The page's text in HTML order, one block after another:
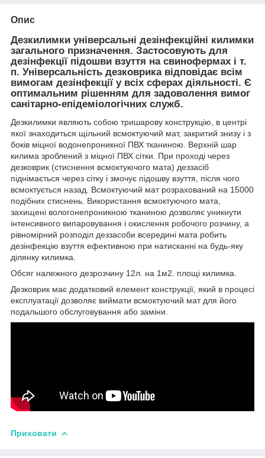
Опис
Дезкилимки універсальні дезінфекційні килимки
загального призначення. Застосовують для
дезінфекції підошви взуття на свинофермах і т.
п. Універсальність дезковрика відповідає всім
вимогам дезінфекції у всіх сферах діяльності. Є
оптимальним рішенням для задоволення вимог
санітарно-епідеміологічних служб.
Дезкилимки являють собою тришарову конструкцію, в центрі
якої знаходиться щільний всмоктуючий мат, закритий знизу і з
боків міцної водонепроникної ПВХ тканиною. Верхній шар
килима зроблений з міцної ПВХ сітки. При проході через
дезковрик (стиснення всмоктуючого мата) деззасіб
піднімається через сітку і змочує підошву взуття, після чого
всмоктується назад. Всмоктуючий мат розрахований на 15000
подібних стиснень. Використання всмоктуючого мата,
захищені вологонепроникною тканиною дозволяє уникнути
інтенсивного випаровування і окислення робочого розчину, а
рівномірний розподіл деззасоби всередині мата робить
дезінфекцію взуття ефективною при натисканні на будь-яку
ділянку килимка.
Обсяг належного дезрозчину 12л. на 1м2. площі килимка.
Дезковрик має додатковий елемент конструкції, який в процесі
експлуатації дозволяє виймати всмоктуючий мат для його
подальшого обслуговування або заміни.
Приховати